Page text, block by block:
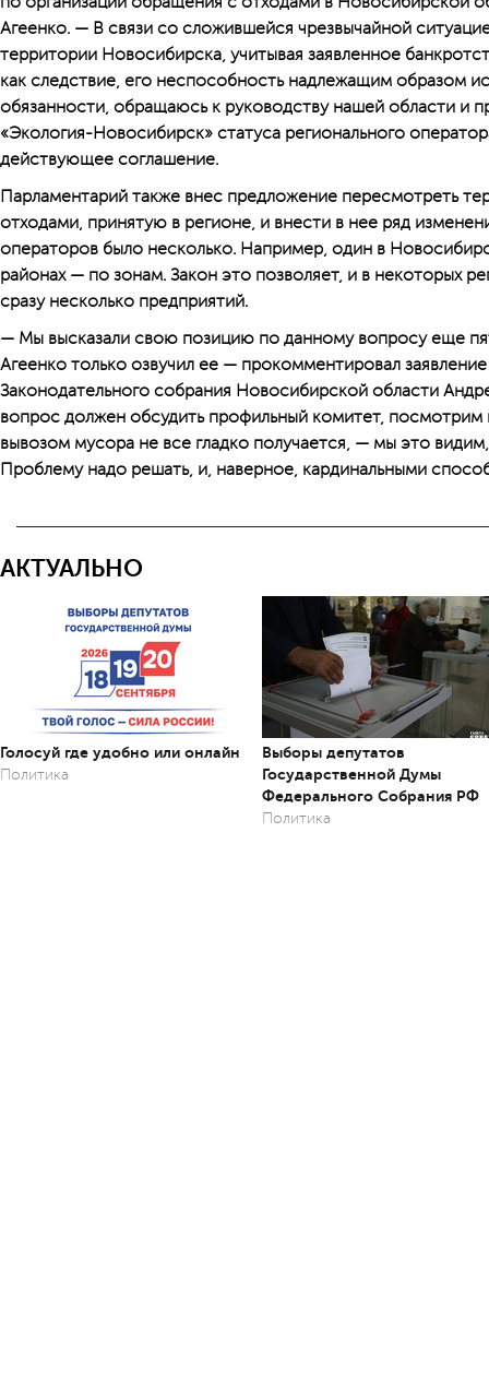
Агеенко. — В связи со сложившейся чрезвычайной
территории Новосибирска, учитывая заявленное
как следствие, его неспособность надлежащим образом
обязанности, обращаюсь к руководству нашей области и
«Экология-Новосибирск» статуса регионального
действующее соглашение.
Парламентарий также внес предложение пересмотреть
отходами, принятую в регионе, и внести в нее ряд
операторов было несколько. Например, один в
районах — по зонам. Закон это позволяет, и в некоторых
сразу несколько предприятий.
— Мы высказали свою позицию по данному вопросу еще
Агеенко только озвучил ее — прокомментировал
Законодательного собрания Новосибирской области
вопрос должен обсудить профильный комитет,
вывозом мусора не все гладко получается, — мы это
Проблему надо решать, и, наверное, кардинальными
АКТУАЛЬНО
Голосуй где удобно или онлайн
Политика
Выборы депутатов
Государственной Думы
Федерального Собрания РФ
Политика